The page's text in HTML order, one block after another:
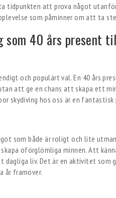
tidpunkten att prova något
som påminner om att ta
som 40 års present
och populärt val. En 40 års
att ge en chans att skapa ett
skydiving hos oss är en fantastisk
som både är roligt och lite
oförglömliga minnen. Att
liv. Det är en aktivitet som
år framöver.